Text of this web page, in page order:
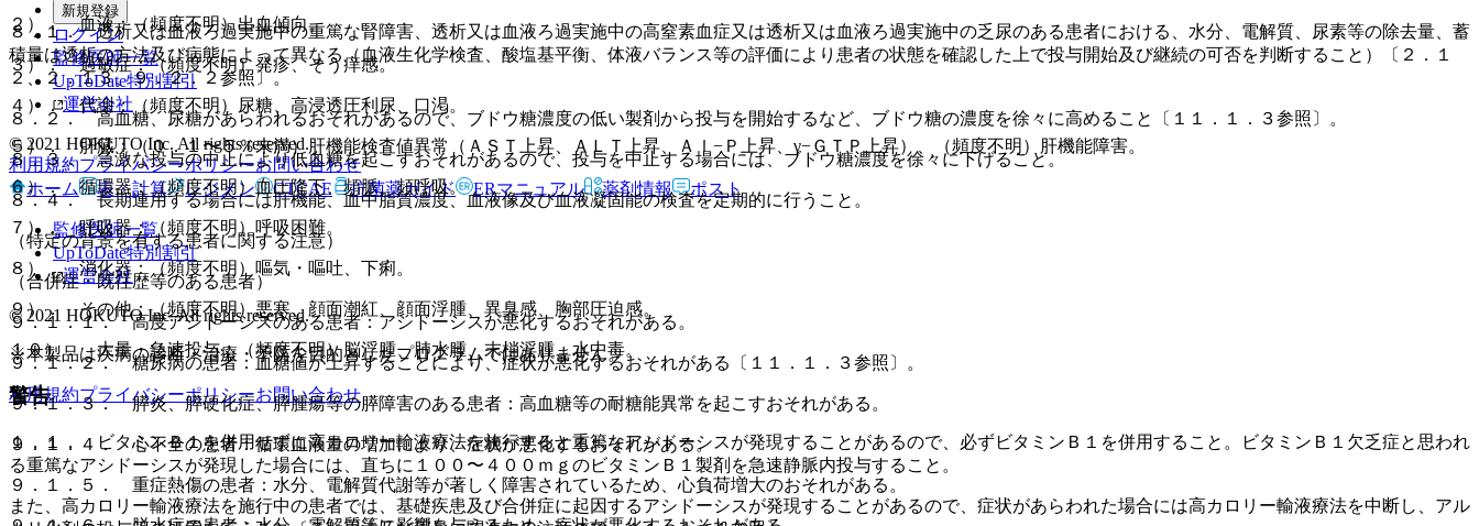
８．１． 透析又は血液ろ過実施中の重篤な腎障害、透析又は血液ろ過実施中の高窒素血症又は透析又は血液ろ過実施中の乏尿のある患者における、水分、電解質、尿素等の除去量、蓄
積量は透析の方法及び病態によって異なる（血液生化学検査、酸塩基平衡、体液バランス等の評価により患者の状態を確認した上で投与開始及び継続の可否を判断すること）〔２．１
２、２．１３、９．２．２参照〕。
８．２． 高血糖、尿糖があらわれるおそれがあるので、ブドウ糖濃度の低い製剤から投与を開始するなど、ブドウ糖の濃度を徐々に高めること〔１１．１．３参照〕。
８．３． 急激な投与の中止により低血糖を起こすおそれがあるので、投与を中止する場合には、ブドウ糖濃度を徐々に下げること。
８．４． 長期連用する場合には肝機能、血中脂質濃度、血液像及び血液凝固能の検査を定期的に行うこと。
（特定の背景を有する患者に関する注意）
（合併症・既往歴等のある患者）
９．１．１． 高度アシドーシスのある患者：アシドーシスが悪化するおそれがある。
９．１．２． 糖尿病の患者：血糖値が上昇することにより、症状が悪化するおそれがある〔１１．１．３参照〕。
９．１．３． 膵炎、膵硬化症、膵腫瘍等の膵障害のある患者：高血糖等の耐糖能異常を起こすおそれがある。
９．１．４． 心不全の患者：循環血液量の増加により、症状が悪化するおそれがある。
９．１．５． 重症熱傷の患者：水分、電解質代謝等が著しく障害されているため、心負荷増大のおそれがある。
２）． 血液：（頻度不明）出血傾向。
３）． 過敏症：（頻度不明）発疹、そう痒感。
４）． 代謝：（頻度不明）尿糖、高浸透圧利尿、口渇。
５）． 肝臓：（０．１〜５％未満）肝機能検査値異常（ＡＳＴ上昇、ＡＬＴ上昇、Ａｌ−Ｐ上昇、γ−ＧＴＰ上昇）、（頻度不明）肝機能障害。
６）． 循環器：（頻度不明）血圧降下、頻脈、頻呼吸。
７）． 呼吸器：（頻度不明）呼吸困難。
８）． 消化器：（頻度不明）嘔気・嘔吐、下痢。
９）． その他：（頻度不明）悪寒、顔面潮紅、顔面浮腫、異臭感、胸部圧迫感。
１０）． 大量・急速投与：（頻度不明）脳浮腫、肺水腫、末梢浮腫、水中毒。
警告
１．１． ビタミンＢ１を併用せずに高カロリー輸液療法を施行すると重篤なアシドーシスが発現することがあるので、必ずビタミンＢ１を併用すること。ビタミンＢ１欠乏症と思われ
る重篤なアシドーシスが発現した場合には、直ちに１００〜４００ｍｇのビタミンＢ１製剤を急速静脈内投与すること。
また、高カロリー輸液療法を施行中の患者では、基礎疾患及び合併症に起因するアシドーシスが発現することがあるので、症状があらわれた場合には高カロリー輸液療法を中断し、アル
新規登録
ログイン
監修医師一覧
UpToDate特別割引
運営会社
© 2021 HOKUTO Inc. All rights reserved.
利用規約プライバシーポリシーお問い合わせ
ホーム
表・計算 レジメン CTCAE 抗菌薬ガイド ERマニュアル 薬剤情報 ポスト
監修医師一覧
UpToDate特別割引
運営会社
© 2021 HOKUTO Inc. All rights reserved.
※本製品は疾病の診断・治療・予防を目的としたプログラムではありません。
利用規約プライバシーポリシーお問い合わせ